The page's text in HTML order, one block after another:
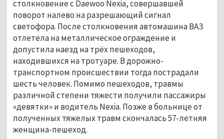
столкновение с Daewoo Nexia, совершавшей
поворот налево на разрешающий сигнал
светофора. После столкновения автомашина ВАЗ
отлетела на​ металлическое ограждение и
допустила наезд на трёх пешеходов,
находившихся на тротуаре. В дорожно-
транспортном происшествии тогда пострадали
шесть человек. Помимо пешеходов, травмы
различной степени тяжести получили пассажиры
«девятки» и водитель Nexia. Позже в больнице от
полученных тяжелых травм скончалась 57-летняя
женщина-пешеход.